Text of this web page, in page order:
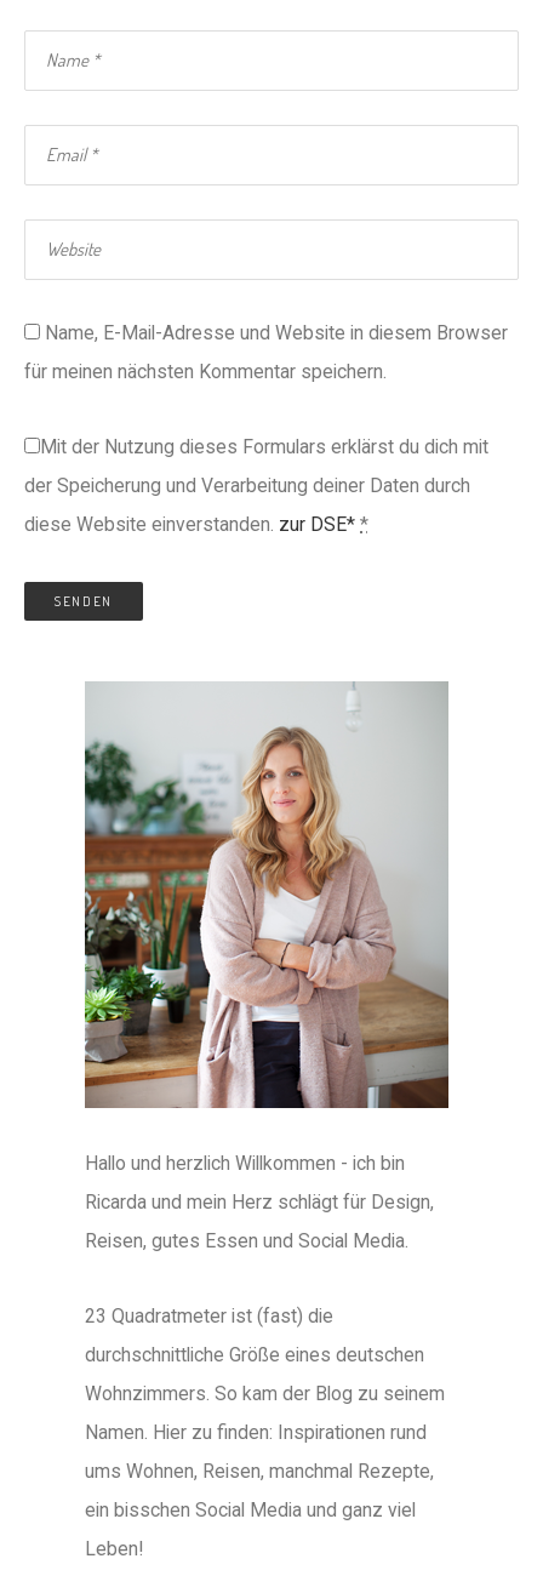
Name, E-Mail-Adresse und Website in diesem Browser
für meinen nächsten Kommentar speichern.
Mit der Nutzung dieses Formulars erklärst du dich mit
der Speicherung und Verarbeitung deiner Daten durch
diese Website einverstanden. zur DSE* *
Hallo und herzlich Willkommen - ich bin
Ricarda und mein Herz schlägt für Design,
Reisen, gutes Essen und Social Media.
23 Quadratmeter ist (fast) die
durchschnittliche Größe eines deutschen
Wohnzimmers. So kam der Blog zu seinem
Namen. Hier zu finden: Inspirationen rund
ums Wohnen, Reisen, manchmal Rezepte,
ein bisschen Social Media und ganz viel
Leben!